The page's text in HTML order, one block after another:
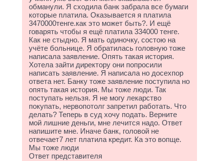
обманули. Я сходила банк забрала все бумаги
которые платила. Оказывается я платила
3470000тенге.как это может быть?. И ещё
говарять чтобы я ещё платила 334000 тенге.
Как не стыдно. Я мать одиночку, состою на
учёте больнице. Я обратилась головную тоже
написала заявление. Опять такая история.
Хотела зайти директору они попросили
написать заявление. Я написала но досехпор
ответа нет. Банку тоже заявление поступила но
опять такая история. Мы тоже люди. Так
поступать нельзя. Я не могу лекарство
покупать, нервопотолг запретил работать. Что
делать? Теперь в суд хочу подать. Верните
мой лишние деньги, мне лечится надо. Ответ
напишите мне. Иначе банк, головой не
отвечает7 лет платила кредит. Ка это вопще.
Мы тоже люди
Ответ представителя